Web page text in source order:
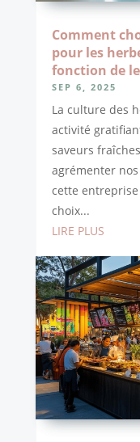
Comment
pour les
fonction de
SEP 6, 2025
La culture des
activité
saveurs
agrémenter
cette
choix...
LIRE PLUS